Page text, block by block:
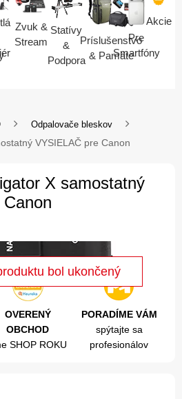
Zvuk &
Stream
Statívy
&
Podpora
Príslušenstvo
& Pamäte
Pre
Smartfóny
Akcie
Odpalovače bleskov
VYSIELAČ pre Canon
X samostatný
OVERENÝ
OBCHOD
SHOP ROKU
PORADÍME VÁM
spýtajte sa
profesionálov